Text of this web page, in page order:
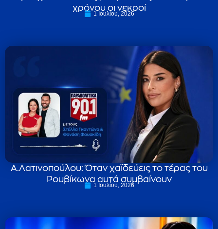
χρόνου οι νεκροί
1 Ιουλίου, 2026
Α.Λατινοπούλου: Όταν χαϊδεύεις το τέρας του
Ρουβίκωνα αυτά συμβαίνουν
1 Ιουλίου, 2026